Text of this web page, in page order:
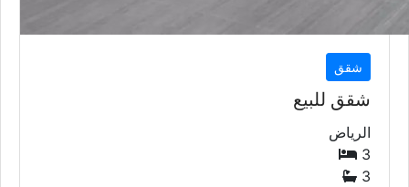
شقق
شقق للبيع
الرياض
3
3